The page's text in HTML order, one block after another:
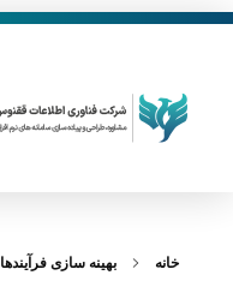
خانه بهینه سازی فرآیندها